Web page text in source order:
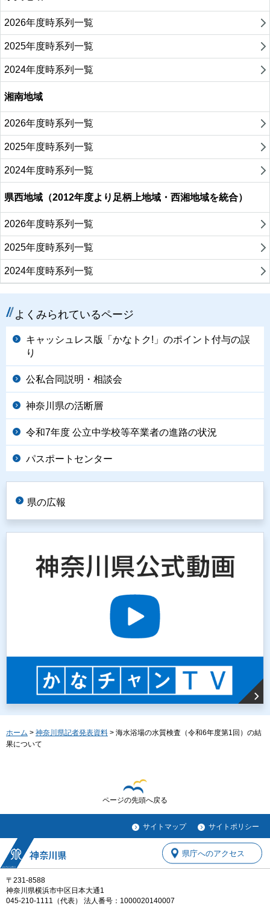
2026年度時系列一覧
2025年度時系列一覧
2024年度時系列一覧
湘南地域
2026年度時系列一覧
2025年度時系列一覧
2024年度時系列一覧
県西地域（2012年度より足柄上地域・西湘地域を統合）
2026年度時系列一覧
2025年度時系列一覧
2024年度時系列一覧
よくみられているページ
キャッシュレス版「かなトク!」のポイント付与の誤
り
公私合同説明・相談会
神奈川県の活断層
令和7年度 公立中学校等卒業者の進路の状況
パスポートセンター
県の広報
ホーム > 神奈川県記者発表資料 > 海水浴場の水質検査（令和6年度第1回）の結
果について
ページの先頭へ戻る
サイトマップ サイトポリシー
〒231-8588
神奈川県横浜市中区日本大通1
045-210-1111（代表） 法人番号：1000020140007
県庁へのアクセス